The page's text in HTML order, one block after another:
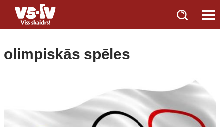
olimpiskās spēles